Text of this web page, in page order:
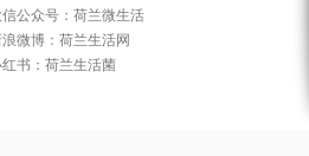
公众号：荷兰微生活
浪微博：荷兰生活网
书：荷兰生活菌